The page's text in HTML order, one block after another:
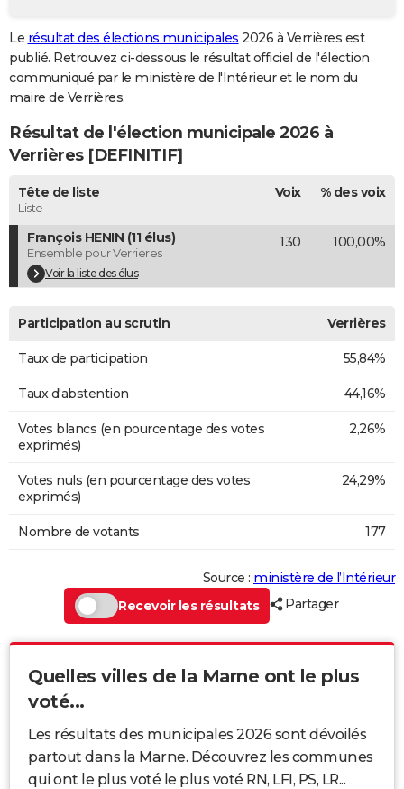
GUIDES D'ACHAT
BONS PLANS
CARTE DE VOEUX
Carte de Noël
Carte Bonne année
Carte Saint-Valentin
Carte Pâques
Carte d'anniversaire
DICTIONNAIRE
Dictionnaire
Biographies
Citations
Expressions
Proverbes
PROGRAMME TV
COPAINS D'AVANT
S'inscrire
Se connecter
Lycées
Collèges
Primaires
Universités
Entreprises
Service militaire
Avis de recherche
AVIS DE DÉCÈS
FORUM
Le résultat des élections municipales 2026 à Verrières est
publié. Retrouvez ci-dessous le résultat officiel de l'élection
communiqué par le ministère de l'Intérieur et le nom du
maire de Verrières.
Résultat de l'élection municipale 2026 à
Verrières [DEFINITIF]
Tête de liste
Liste
Voix % des voix
François HENIN (11 élus)
Ensemble pour Verrieres
Voir la liste des élus
130 100,00%
Participation au scrutin Verrières
Taux de participation 55,84%
Taux d'abstention 44,16%
Votes blancs (en pourcentage des votes
exprimés)
2,26%
Votes nuls (en pourcentage des votes
exprimés)
24,29%
Nombre de votants 177
Source : ministère de l’Intérieur
Recevoir les résultats
Partager
Quelles villes de la Marne ont le plus
voté...
Les résultats des municipales 2026 sont dévoilés
partout dans la Marne. Découvrez les communes
qui ont le plus voté le plus voté RN, LFI, PS, LR...